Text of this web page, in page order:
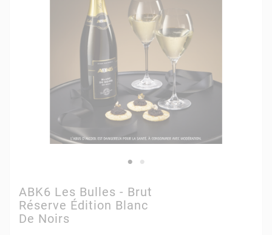
ABK6 Les Bulles - Brut
Réserve Édition Blanc
De Noirs